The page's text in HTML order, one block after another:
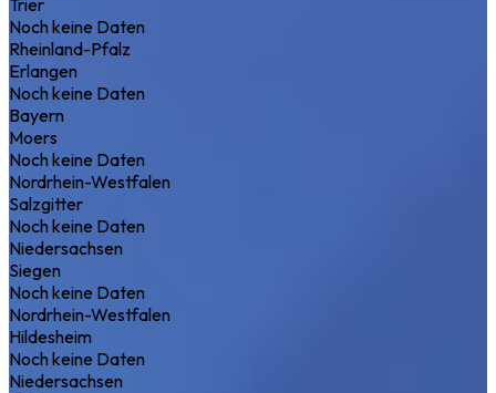
Noch keine Daten
Rheinland-Pfalz
Erlangen
Noch keine Daten
Bayern
Moers
Noch keine Daten
Nordrhein-Westfalen
Salzgitter
Noch keine Daten
Niedersachsen
Siegen
Noch keine Daten
Nordrhein-Westfalen
Hildesheim
Noch keine Daten
Niedersachsen